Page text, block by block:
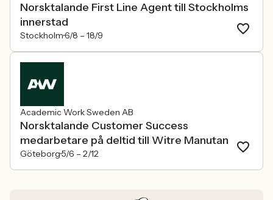
Norsktalande First Line Agent till Stockholms
innerstad
Stockholm6/8 – 18/9
Academic Work Sweden AB
Norsktalande Customer Success
medarbetare på deltid till Witre Manutan
Göteborg5/6 – 2/12